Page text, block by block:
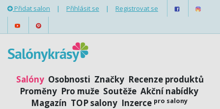
Přidat salon | Přihlásit se | Registrovat se
Salóny Osobnosti Značky Recenze produktů
Proměny Pro muže Soutěže Akční nabídky
Magazín TOP salony Inzerce pro salony